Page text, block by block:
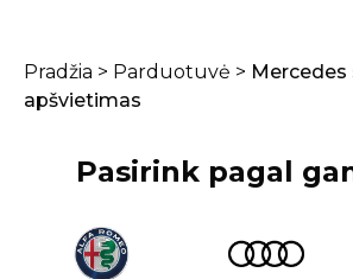
Pradžia > Parduotuvė > Mercedes
apšvietimas
Pasirink pagal